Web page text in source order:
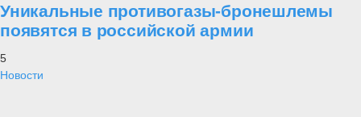
Уникальные противогазы-бронешлемы
появятся в российской армии
5
Новости